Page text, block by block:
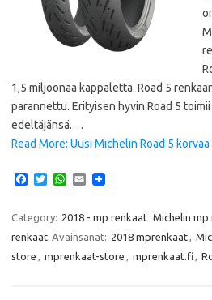
1,5 miljoonaa kappaletta. Road 5
parannettu. Erityisen hyvin Road 5
edeltäjänsä.…
Read More: Uusi Michelin Road 5
e
b
o
o
T
t
e
r
W
t
s
A
p
E
i
Category: 2018 - mp renkaat Michelin mp
renkaat Avainsanat: 2018 mprenkaat,
store , mprenkaat-store , mprenkaat.fi,